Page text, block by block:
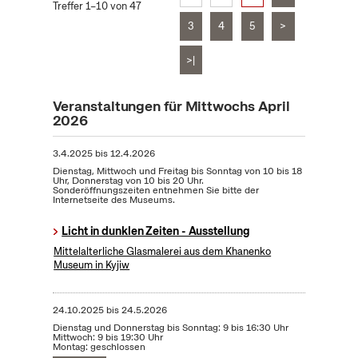
Treffer 1–10 von 47
3
4 5 >
>|
Veranstaltungen für Mittwochs April
2026
3.4.2025bis12.4.2026
Dienstag, Mittwoch und Freitag bis Sonntag von 10 bis 18
Uhr, Donnerstag von 10 bis 20 Uhr.
Sonderöffnungszeiten entnehmen Sie bitte der
Internetseite des Museums.
Licht in dunklen Zeiten - Ausstellung
Mittelalterliche Glasmalerei aus dem Khanenko
Museum in Kyjiw
24.10.2025bis24.5.2026
Dienstag und Donnerstag bis Sonntag: 9 bis 16:30 Uhr
Mittwoch: 9 bis 19:30 Uhr
Montag: geschlossen